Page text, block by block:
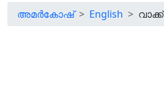
അമർകോഷ് English വാക്ക്